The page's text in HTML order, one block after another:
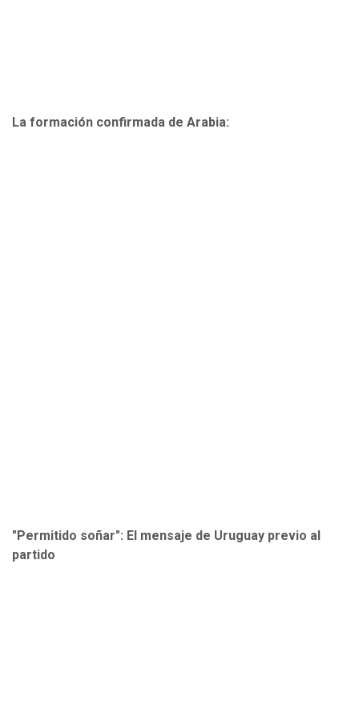
La formación confirmada de Arabia:
"Permitido soñar": El mensaje de Uruguay previo al
partido